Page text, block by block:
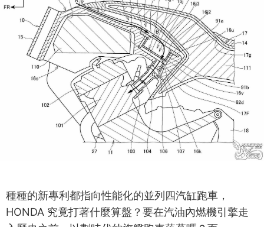
種種的新專利都指向性能化的並列四汽缸跑車，
HONDA 究竟打著什麼算盤？要在汽油內燃機引擎走